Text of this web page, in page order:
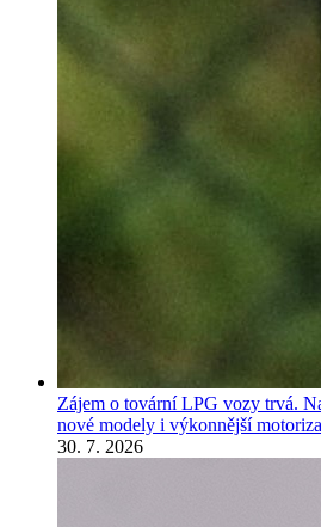
Zájem o tovární LPG vozy trvá.
nové modely i výkonnější
30. 7. 2026